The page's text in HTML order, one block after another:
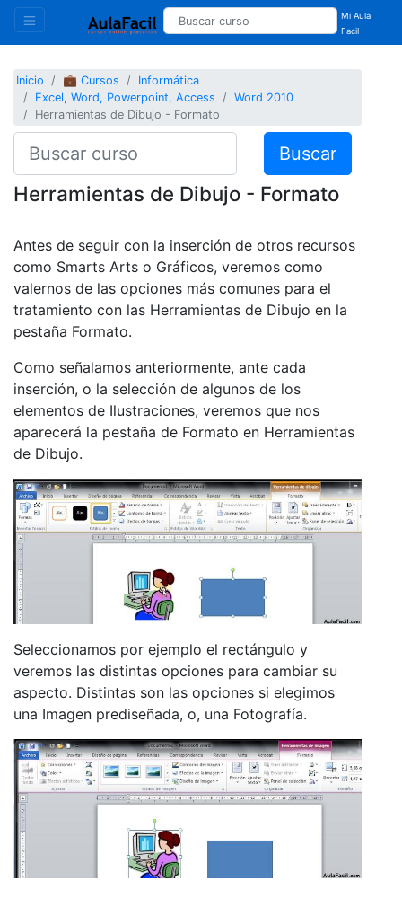
Mi Aula
Facil
Inicio 💼 Cursos
Informática
Excel, Word, Powerpoint, Access
Word 2010
Herramientas de Dibujo - Formato
Buscar
Herramientas de Dibujo - Formato
Antes de seguir con la inserción de otros recursos
como Smarts Arts o Gráficos, veremos como
valernos de las opciones más comunes para el
tratamiento con las Herramientas de Dibujo en la
pestaña Formato.
Como señalamos anteriormente, ante cada
inserción, o la selección de algunos de los
elementos de Ilustraciones, veremos que nos
aparecerá la pestaña de Formato en Herramientas
de Dibujo.
Seleccionamos por ejemplo el rectángulo y
veremos las distintas opciones para cambiar su
aspecto. Distintas son las opciones si elegimos
una Imagen prediseñada, o, una Fotografía.